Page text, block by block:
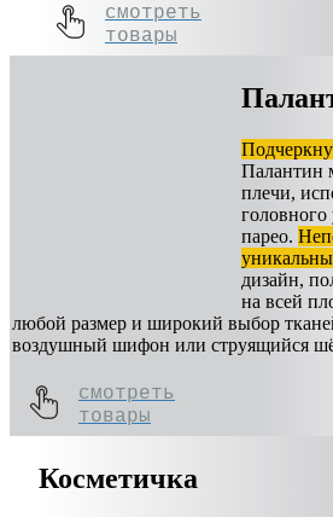
смотреть
товары
Палантин
плечи,
головного
парео.
дизайн,
на всей
любой размер и широкий выбор
воздушный шифон или струящийся
смотреть
товары
Косметичка